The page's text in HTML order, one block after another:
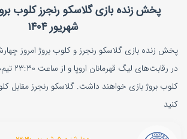
شهریور ۱۴۰۴
در
کلوب بروژ بازی خواهند داشت. گلاسکو رنجرز مقابل
کنید